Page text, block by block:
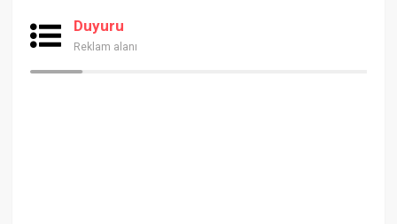
Duyuru
Reklam alanı